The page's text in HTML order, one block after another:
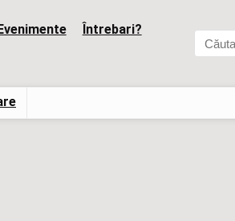
Întrebari?